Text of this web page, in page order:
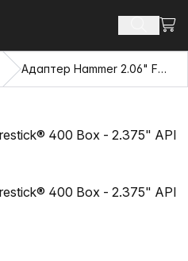
Поиск
Адаптер Hammer 2.06" Firestick® 400 Box - 2.375" API Reg Box 4T